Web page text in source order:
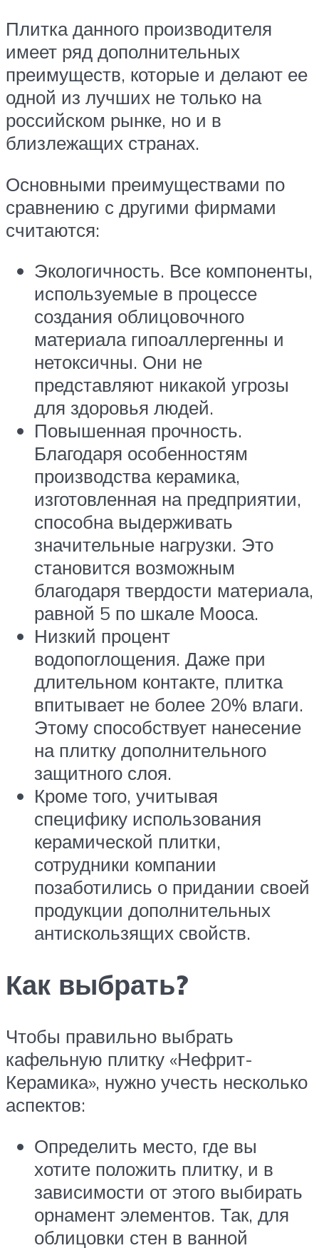
Плитка данного производителя
имеет ряд дополнительных
преимуществ, которые и делают ее
одной из лучших не только на
российском рынке, но и в
близлежащих странах.
Основными преимуществами по
сравнению с другими фирмами
считаются:
Экологичность. Все компоненты,
используемые в процессе
создания облицовочного
материала гипоаллергенны и
нетоксичны. Они не
представляют никакой угрозы
для здоровья людей.
Повышенная прочность.
Благодаря особенностям
производства керамика,
изготовленная на предприятии,
способна выдерживать
значительные нагрузки. Это
становится возможным
благодаря твердости материала,
равной 5 по шкале Мооса.
Низкий процент
водопоглощения. Даже при
длительном контакте, плитка
впитывает не более 20% влаги.
Этому способствует нанесение
на плитку дополнительного
защитного слоя.
Кроме того, учитывая
специфику использования
керамической плитки,
сотрудники компании
позаботились о придании своей
продукции дополнительных
антискользящих свойств.
Как выбрать?
Чтобы правильно выбрать
кафельную плитку «Нефрит-
Керамика», нужно учесть несколько
аспектов:
Определить место, где вы
хотите положить плитку, и в
зависимости от этого выбирать
орнамент элементов. Так, для
облицовки стен в ванной